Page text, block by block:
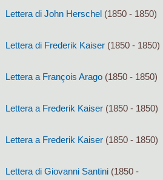
Lettera di John Herschel (1850 - 1850)
Lettera di Frederik Kaiser (1850 - 1850)
Lettera a François Arago (1850 - 1850)
Lettera a Frederik Kaiser (1850 - 1850)
Lettera a Frederik Kaiser (1850 - 1850)
Lettera di Giovanni Santini (1850 -